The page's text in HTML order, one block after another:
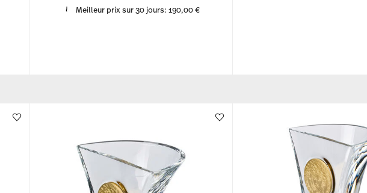
Meilleur prix sur 30 jours:190,00 €